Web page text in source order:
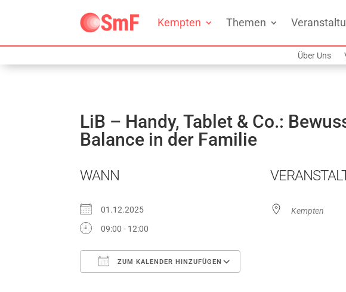
Kempten Themen
Über Uns
LiB – Handy, Tablet & Co.:
Balance in der Familie
WANN
01.12.2025
09:00 - 12:00
ZUM KALENDER HINZUFÜGEN
Kempten